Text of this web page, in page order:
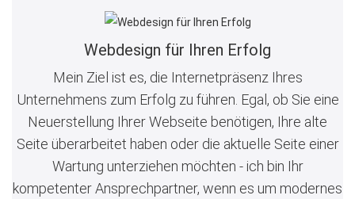
Webdesign für Ihren Erfolg
Mein Ziel ist es, die Internetpräsenz Ihres
Unternehmens zum Erfolg zu führen. Egal, ob Sie eine
Neuerstellung Ihrer Webseite benötigen, Ihre alte
Seite überarbeitet haben oder die aktuelle Seite einer
Wartung unterziehen möchten - ich bin Ihr
kompetenter Ansprechpartner, wenn es um modernes